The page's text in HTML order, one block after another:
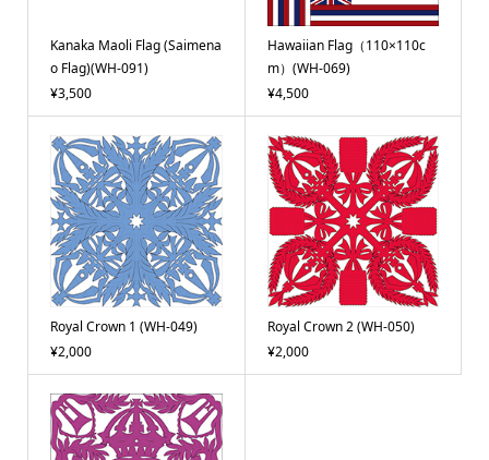
Kanaka Maoli Flag (Saimena
o Flag)(WH-091)
¥3,500
Hawaiian Flag（110×110c
m）(WH-069)
¥4,500
Royal Crown 1 (WH-049)
¥2,000
Royal Crown 2 (WH-050)
¥2,000